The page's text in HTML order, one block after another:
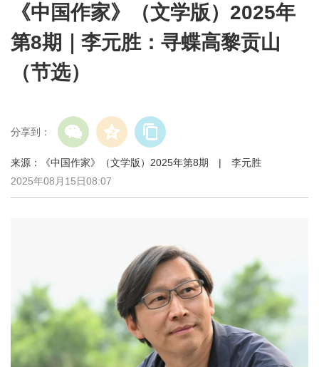
《中国作家》（文学版）2025年
第8期｜李元胜：寻蝶高黎贡山
（节选）
分享到：
来源：《中国作家》（文学版）2025年第8期 | 李元胜
2025年08月15日08:07